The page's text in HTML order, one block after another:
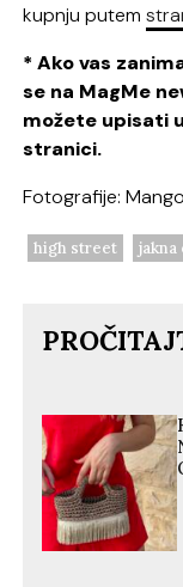
kupnju putem
* Ako vas
se na MagMe
možete upisati
stranici.
Fotografije:
high street jakna